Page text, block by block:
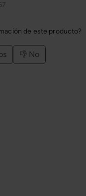
de este producto?
👎 No